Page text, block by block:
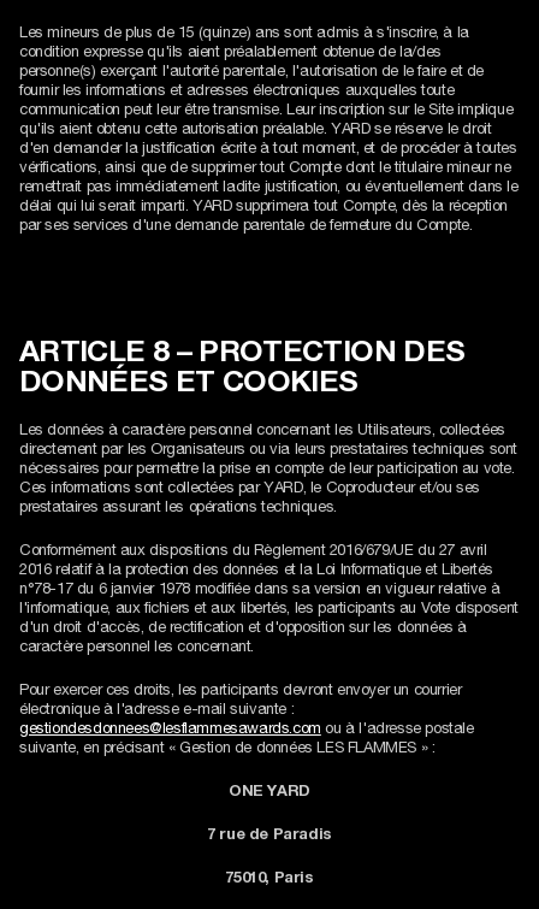
Les mineurs de plus de 15 (quinze) ans sont admis à s'inscrire, à la
condition expresse qu'ils aient préalablement obtenue de la/des
personne(s) exerçant l'autorité parentale, l'autorisation de le faire et de
fournir les informations et adresses électroniques auxquelles toute
communication peut leur être transmise. Leur inscription sur le Site implique
qu'ils aient obtenu cette autorisation préalable. YARD se réserve le droit
d'en demander la justification écrite à tout moment, et de procéder à toutes
vérifications, ainsi que de supprimer tout Compte dont le titulaire mineur ne
remettrait pas immédiatement ladite justification, ou éventuellement dans le
délai qui lui serait imparti. YARD supprimera tout Compte, dès la réception
par ses services d'une demande parentale de fermeture du Compte.
ARTICLE 8 – PROTECTION DES
DONNÉES ET COOKIES
Les données à caractère personnel concernant les Utilisateurs, collectées
directement par les Organisateurs ou via leurs prestataires techniques sont
nécessaires pour permettre la prise en compte de leur participation au vote.
Ces informations sont collectées par YARD, le Coproducteur et/ou ses
prestataires assurant les opérations techniques.
Conformément aux dispositions du Règlement 2016/679/UE du 27 avril
2016 relatif à la protection des données et la Loi Informatique et Libertés
n°78-17 du 6 janvier 1978 modifiée dans sa version en vigueur relative à
l'informatique, aux fichiers et aux libertés, les participants au Vote disposent
d'un droit d'accès, de rectification et d'opposition sur les données à
caractère personnel les concernant.
Pour exercer ces droits, les participants devront envoyer un courrier
électronique à l'adresse e-mail suivante :
gestiondesdonnees@lesflammesawards.com ou à l'adresse postale
suivante, en précisant « Gestion de données LES FLAMMES » :
ONE YARD
7 rue de Paradis
75010, Paris